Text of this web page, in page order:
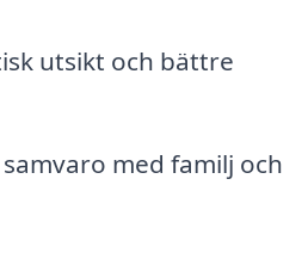
utsikt och bättre
med familj och